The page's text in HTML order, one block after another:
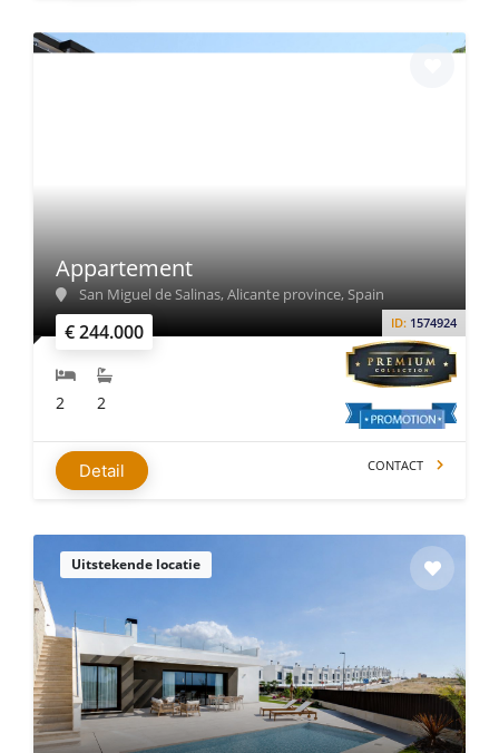
€ 244.000 ID: 1574924
Appartement
San Miguel de Salinas, Alicante province, Spain
2 2
Detail CONTACT
Uitstekende locatie